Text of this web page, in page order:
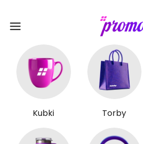
Kubki Torby